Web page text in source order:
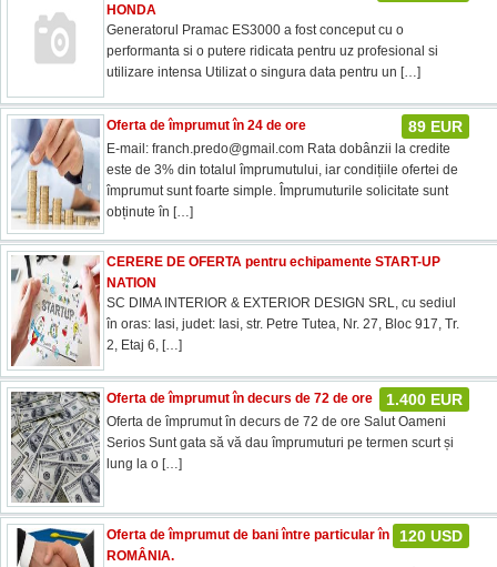
HONDA
Generatorul Pramac ES3000 a fost conceput cu o
performanta si o putere ridicata pentru uz profesional si
utilizare intensa Utilizat o singura data pentru un […]
89 EUR
Oferta de împrumut în 24 de ore
E-mail: franch.predo@gmail.comRata dobânzii la credite
este de 3% din totalul împrumutului, iar condițiile ofertei de
împrumut sunt foarte simple. Împrumuturile solicitate sunt
obținute în […]
CERERE DE OFERTA pentru echipamente START-UP
NATION
SC DIMA INTERIOR & EXTERIOR DESIGN SRL, cu sediul
în oras: Iasi, judet: Iasi, str. Petre Tutea, Nr. 27, Bloc 917, Tr.
2, Etaj 6, […]
1.400 EUR
Oferta de împrumut în decurs de 72 de ore
Oferta de împrumut în decurs de 72 de ore Salut Oameni
Serios Sunt gata să vă dau împrumuturi pe termen scurt și
lung la o […]
120 USD
Oferta de împrumut de bani între particular în
ROMÂNIA.